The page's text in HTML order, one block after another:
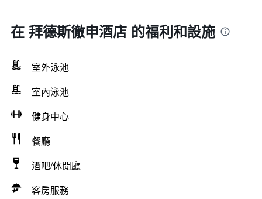
在 拜德斯徹申酒店 的福利和設施
室外泳池
室內泳池
健身中心
餐廳
酒吧/休閒廳
客房服務